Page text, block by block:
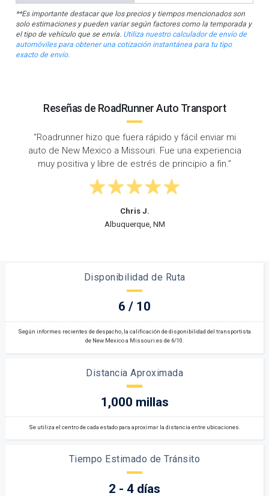
**Es importante destacar que los precios y tiempos mencionados son
solo estimaciones y pueden variar según factores como la temporada y
el tipo de vehículo que se envía. Utiliza nuestro calculador de envío de
automóviles para obtener una cotización instantánea para tu tipo
exacto de envío.
Reseñas de RoadRunner Auto Transport
“Tiempo de respuesta súper rápido: llamé un
miércoles y mi auto fue recogido ese viernes.
¡Enviado de New Mexico a Missouri a tiempo y sin
problemas!”
Steven D.
Disponibilidad de Ruta
6 / 10
Según informes recientes de despacho, la calificación de disponibilidad del transportista
de New Mexico a Missouri es de 6/10.
Distancia Aproximada
1,000 millas
Se utiliza el centro de cada estado para aproximar la distancia entre ubicaciones.
Tiempo Estimado de Tránsito
2 - 4 días